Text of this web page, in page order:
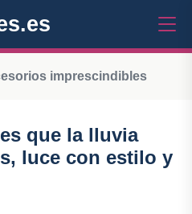
imprescindibles
que la lluvia
luce con estilo y